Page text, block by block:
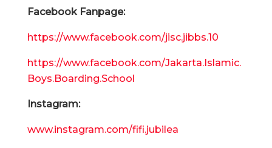
Facebook Fanpage:
https://www.facebook.com/jisc.jibbs.10
https://www.facebook.com/Jakarta.Islamic.
Boys.Boarding.School
Instagram:
www.instagram.com/fifi.jubilea